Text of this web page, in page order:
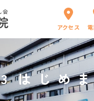
アクセス
はじめ